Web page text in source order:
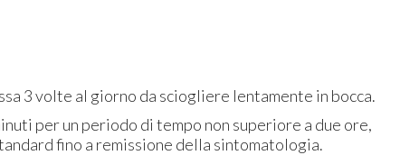
3 volte al giorno da sciogliere lentamente in bocca.
per un periodo di tempo non superiore a due ore,
fino a remissione della sintomatologia.